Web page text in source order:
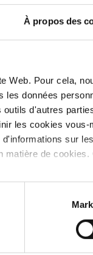
À propos des
Web. Pour cela,
les données
d'autres
les cookies vous-
sur
matière de cookies.
Poids des
kg
1,338
2,082
2,328